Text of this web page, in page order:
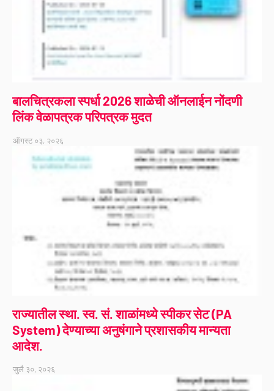
बालचित्रकला स्पर्धा 2026 शाळेची ऑनलाईन नोंदणी
लिंक वेळापत्रक परिपत्रक मुदत
ऑगस्ट ०३, २०२६
राज्यातील स्था. स्व. सं. शाळांमध्ये स्पीकर सेट (PA
System) देण्याच्या अनुषंगाने प्रशासकीय मान्यता
आदेश.
जुलै ३०, २०२६